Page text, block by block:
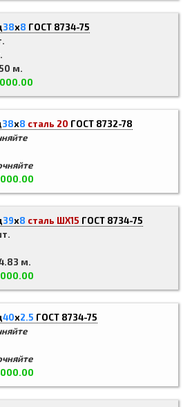
38x8 ГОСТ 8734-75
м.
38x8 сталь 20 ГОСТ 8732-78
39x8 сталь ШХ15 ГОСТ 8734-75
м.
40x2.5 ГОСТ 8734-75